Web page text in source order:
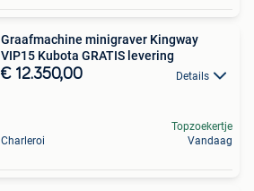
Graafmachine minigraver Kingway
VIP15 Kubota GRATIS levering
€ 12.350,00 Details
Charleroi
Topzoekertje
Vandaag